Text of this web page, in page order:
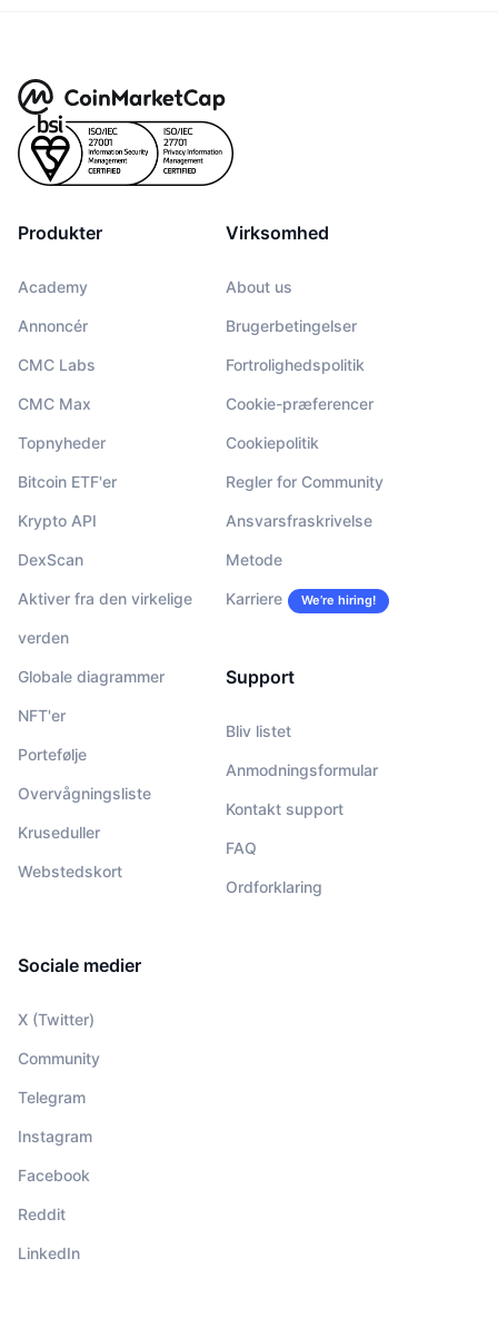
Produkter
Academy
Annoncér
CMC Labs
CMC Max
Topnyheder
Bitcoin ETF'er
Krypto API
DexScan
Aktiver fra den virkelige
verden
Globale diagrammer
NFT'er
Portefølje
Overvågningsliste
Kruseduller
Webstedskort
Virksomhed
About us
Brugerbetingelser
Fortrolighedspolitik
Cookie-præferencer
Cookiepolitik
Regler for Community
Ansvarsfraskrivelse
Metode
Karriere We’re hiring!
Support
Bliv listet
Anmodningsformular
Kontakt support
FAQ
Ordforklaring
Sociale medier
X (Twitter)
Community
Telegram
Instagram
Facebook
Reddit
LinkedIn